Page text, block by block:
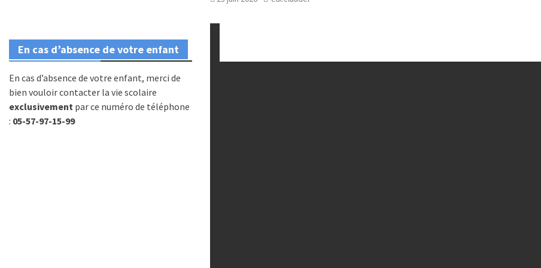
En cas d’absence de votre enfant
En cas d’absence de votre enfant, merci de
bien vouloir contacter la vie scolaire
exclusivement par ce numéro de téléphone
: 05-57-97-15-99